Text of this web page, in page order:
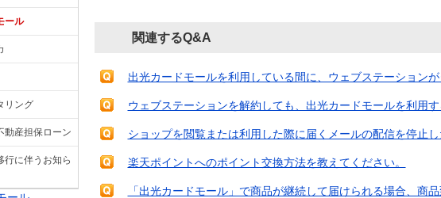
ール
リング
動産担保ローン
行に伴うお知ら
関連するQ&A
出光カードモールを利用している間に、ウェブステーションが
ウェブステーションを解約しても、出光カードモールを利用
ショップを閲覧または利用した際に届くメールの配信を停止
楽天ポイントへのポイント交換方法を教えてください。
「出光カードモール」で商品が継続して届けられる場合、商品